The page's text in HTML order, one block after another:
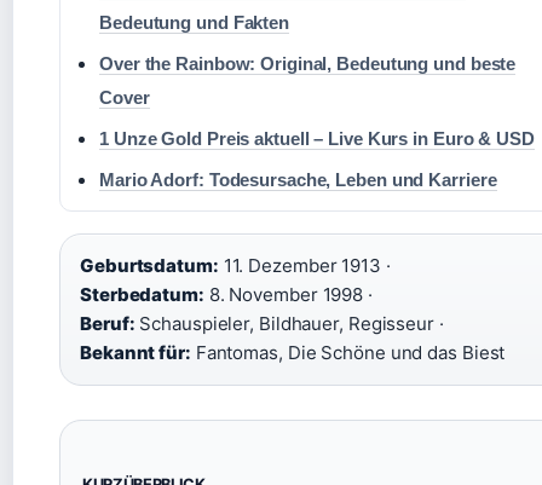
Bedeutung und Fakten
Over the Rainbow: Original, Bedeutung und beste
Cover
1 Unze Gold Preis aktuell – Live Kurs in Euro & USD
Mario Adorf: Todesursache, Leben und Karriere
Geburtsdatum: 11. Dezember 1913 ·
Sterbedatum: 8. November 1998 ·
Beruf: Schauspieler, Bildhauer, Regisseur ·
Bekannt für: Fantomas, Die Schöne und das Biest